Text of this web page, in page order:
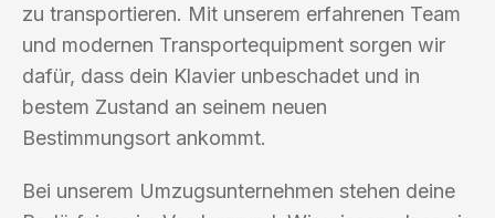
zu transportieren. Mit unserem erfahrenen Team
und modernen Transportequipment sorgen wir
dafür, dass dein Klavier unbeschadet und in
bestem Zustand an seinem neuen
Bestimmungsort ankommt.
Bei unserem Umzugsunternehmen stehen deine